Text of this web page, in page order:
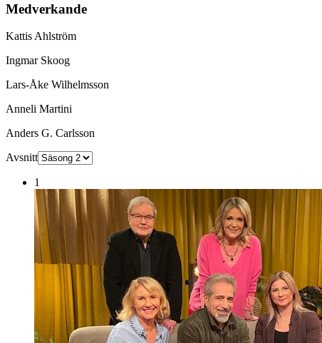
Medverkande
Kattis Ahlström
Ingmar Skoog
Lars-Åke Wilhelmsson
Anneli Martini
Anders G. Carlsson
Avsnitt
1